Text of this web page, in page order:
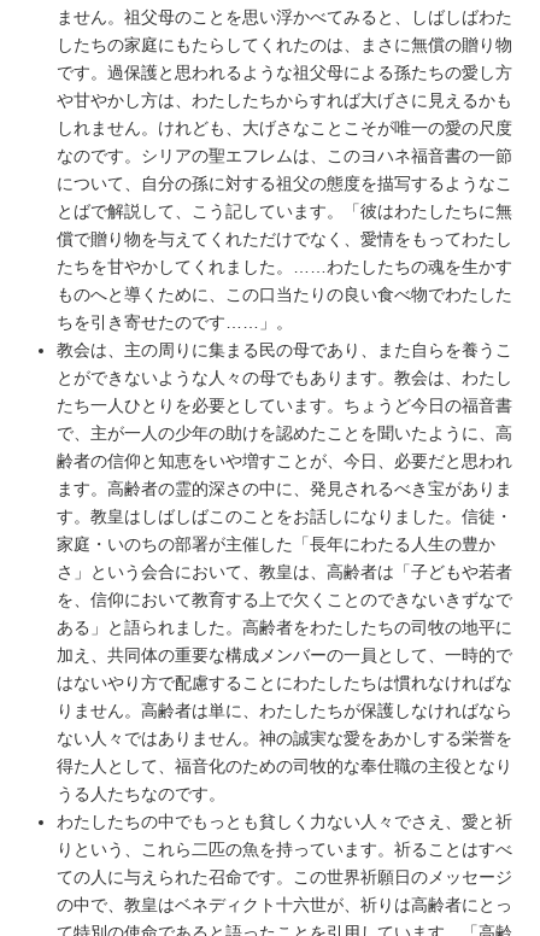
ません。祖父母のことを思い浮かべてみると、しばしばわた
したちの家庭にもたらしてくれたのは、まさに無償の贈り物
です。過保護と思われるような祖父母による孫たちの愛し方
や甘やかし方は、わたしたちからすれば大げさに見えるかも
しれません。けれども、大げさなことこそが唯一の愛の尺度
なのです。シリアの聖エフレムは、このヨハネ福音書の一節
について、自分の孫に対する祖父の態度を描写するようなこ
とばで解説して、こう記しています。「彼はわたしたちに無
償で贈り物を与えてくれただけでなく、愛情をもってわたし
たちを甘やかしてくれました。……わたしたちの魂を生かす
ものへと導くために、この口当たりの良い食べ物でわたした
ちを引き寄せたのです……」。
教会は、主の周りに集まる民の母であり、また自らを養うこ
とができないような人々の母でもあります。教会は、わたし
たち一人ひとりを必要としています。ちょうど今日の福音書
で、主が一人の少年の助けを認めたことを聞いたように、高
齢者の信仰と知恵をいや増すことが、今日、必要だと思われ
ます。高齢者の霊的深さの中に、発見されるべき宝がありま
す。教皇はしばしばこのことをお話しになりました。信徒・
家庭・いのちの部署が主催した「長年にわたる人生の豊か
さ」という会合において、教皇は、高齢者は「子どもや若者
を、信仰において教育する上で欠くことのできないきずなで
ある」と語られました。高齢者をわたしたちの司牧の地平に
加え、共同体の重要な構成メンバーの一員として、一時的で
はないやり方で配慮することにわたしたちは慣れなければな
りません。高齢者は単に、わたしたちが保護しなければなら
ない人々ではありません。神の誠実な愛をあかしする栄誉を
得た人として、福音化のための司牧的な奉仕職の主役となり
うる人たちなのです。
わたしたちの中でもっとも貧しく力ない人々でさえ、愛と祈
りという、これら二匹の魚を持っています。祈ることはすべ
ての人に与えられた召命です。この世界祈願日のメッセージ
の中で、教皇はベネディクト十六世が、祈りは高齢者にとっ